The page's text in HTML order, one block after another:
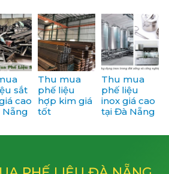
sắt
cao
Nẵng
Thu mua
phế liệu
hợp kim giá
tốt
Thu mua
phế liệu
inox giá cao
tại Đà Nẵng